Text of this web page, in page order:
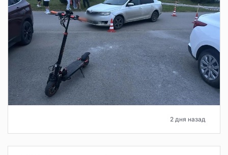
2 дня назад